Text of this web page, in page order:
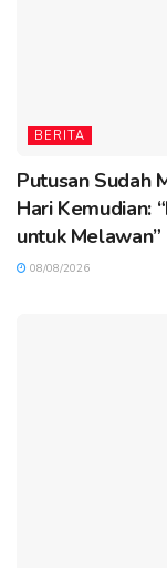
BERITA
Putusan Sudah
Hari Kemudian:
untuk Melawan”
08/08/2026